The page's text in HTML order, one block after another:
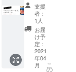
ファイ
ルにて
お送り
致しま
す。 ※
生産数
調整の
都合で
ファン
ンで
す。お
申し込
みの折
には貴
店のお
名前を
備考欄
にご記
品とし
て、ピ
カデ
リー
No.1ポ
マード
(改)×20
個＋ア
メニ
支援
者：
1人
お届
け予
定：
2021
年04
月
こ
の